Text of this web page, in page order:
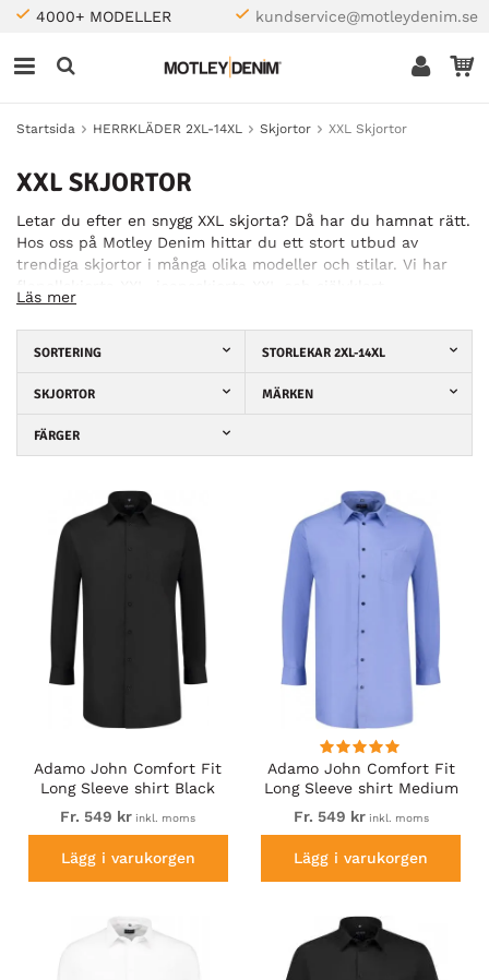
4000+ MODELLER kundservice@motleydenim.se
Startsida HERRKLÄDER 2XL-14XL Skjortor XXL Skjortor
XXL SKJORTOR
Letar du efter en snygg XXL skjorta? Då har du hamnat rätt.
Hos oss på Motley Denim hittar du ett stort utbud av
trendiga skjortor i många olika modeller och stilar. Vi har
hawaiiskjorta XXL. Vi har något för alla smaker och
tillfällen. Oavsett om du letar efter snygga avslappnade
skjortor att bära till vardags eller lite stiligare skjortor att
moderna skjortor i rätt storlek när du handlar i fysiska
Våra skjortor kommer från några av de allra trendigaste
varumärkena och du kan därför lita på att du hittar snygga
dessutom både långärmade och kortärmade skjortor. Kolla
in vårt utbud och hitta något i din stil.
Läs mer
SORTERING STORLEKAR 2XL-14XL
SKJORTOR MÄRKEN
FÄRGER
Adamo John Comfort Fit
Long Sleeve shirt Black
Fr. 549 kr inkl. moms
Lägg i varukorgen
Adamo John Comfort Fit
Long Sleeve shirt Medium
Blue
Fr. 549 krinkl. moms
Lägg i varukorgen